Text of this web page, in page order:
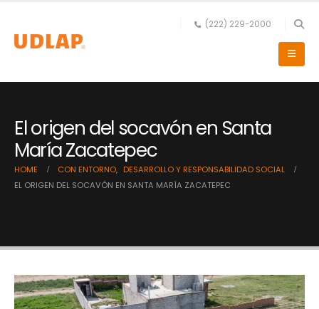
(222) 229-2000
El origen del socavón en Santa
María Zacatepec
HOME CON ENTORNO, DESARROLLO Y RESPONSABILIDAD SOCIAL
EL ORIGEN DEL SOCAVÓN EN SANTA MARÍA ZACATEPEC